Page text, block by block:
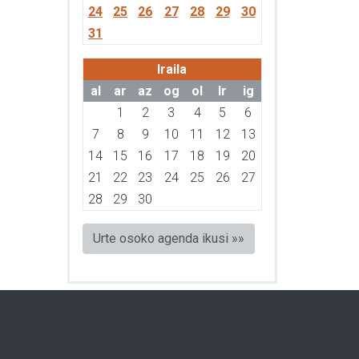
24
25 26 27 28 29
30
31
Iraila
al
ar az og ol lr
ig
1
2 3 4 5
6
7
8 9 10 11 12
13
14
15 16 17 18 19
20
21
22 23 24 25 26
27
28
29 30
Urte osoko agenda ikusi »»